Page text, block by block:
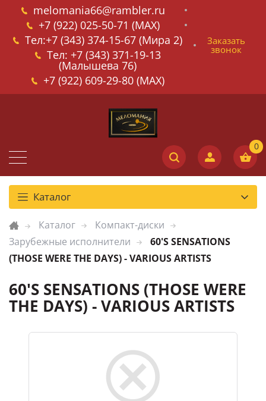
melomania66@rambler.ru
+7 (922) 025-50-71 (MAX)
Тел:+7 (343) 374-15-67 (Мира 2)
Тел: +7 (343) 371-19-13
(Малышева 76)
+7 (922) 609-29-80 (MAX)
Заказать
звонок
Каталог
Каталог
Компакт-диски
Зарубежные исполнители
60'S SENSATIONS
(THOSE WERE THE DAYS) - VARIOUS ARTISTS
60'S SENSATIONS (THOSE WERE
THE DAYS) - VARIOUS ARTISTS